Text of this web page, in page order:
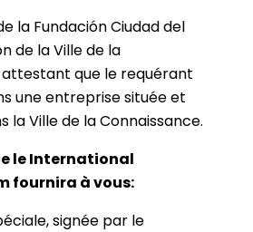
la Fundación Ciudad del
de la Ville de la
que le requérant
une entreprise située et
la Ville de la Connaissance.
le International
fournira à vous:
signée par le